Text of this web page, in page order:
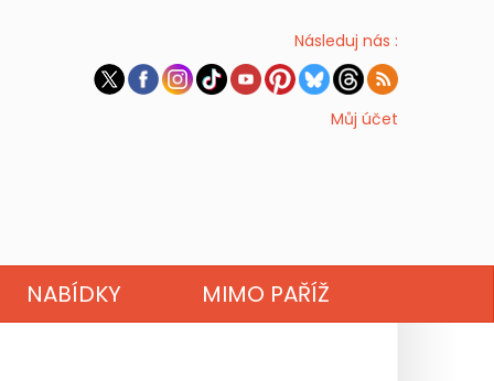
Následuj nás :
Můj účet
NABÍDKY MIMO PAŘÍŽ